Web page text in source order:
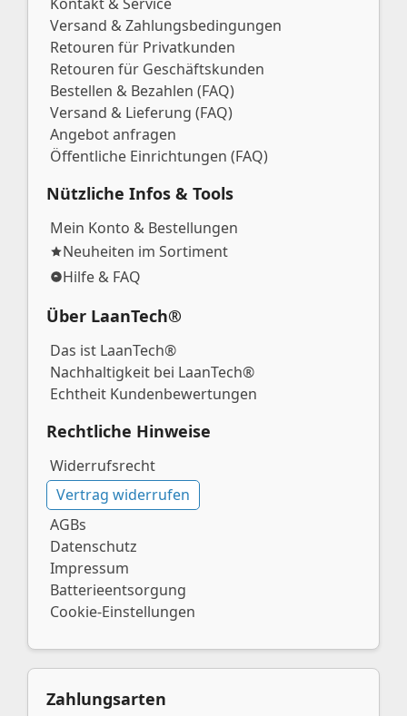
Versand & Zahlungsbedingungen
Retouren für Privatkunden
Retouren für Geschäftskunden
Bestellen & Bezahlen (FAQ)
Versand & Lieferung (FAQ)
Angebot anfragen
Öffentliche Einrichtungen (FAQ)
Nützliche Infos & Tools
Mein Konto & Bestellungen
Neuheiten im Sortiment
Hilfe & FAQ
Über LaanTech®
Das ist LaanTech®
Nachhaltigkeit bei LaanTech®
Echtheit Kundenbewertungen
Rechtliche Hinweise
Widerrufsrecht
Vertrag widerrufen
AGBs
Datenschutz
Impressum
Batterieentsorgung
Cookie-Einstellungen
Zahlungsarten